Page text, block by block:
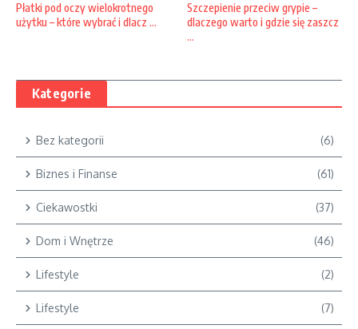
Płatki pod oczy wielokrotnego
użytku – które wybrać i dlacz ...
Szczepienie przeciw grypie –
dlaczego warto i gdzie się zaszcz
...
Kategorie
Bez kategorii (6)
Biznes i Finanse (61)
Ciekawostki (37)
Dom i Wnętrze (46)
Lifestyle (2)
Lifestyle (7)